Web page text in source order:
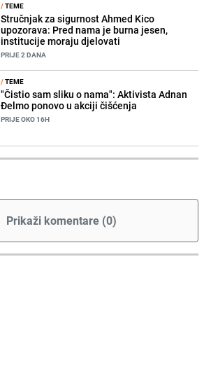
/TEME
Stručnjak za sigurnost Ahmed Kico
upozorava: Pred nama je burna jesen,
institucije moraju djelovati
PRIJE 2 DANA
/TEME
"Čistio sam sliku o nama": Aktivista Adnan
Đelmo ponovo u akciji čišćenja
PRIJE OKO 16H
Prikaži komentare (0)